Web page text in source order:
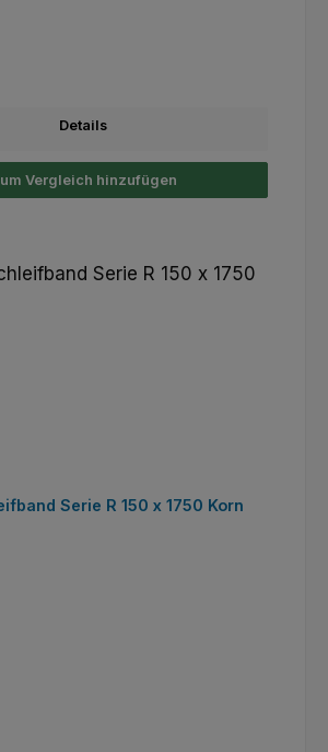
Details
Vergleich hinzufügen
Serie R 150 x 1750 Korn